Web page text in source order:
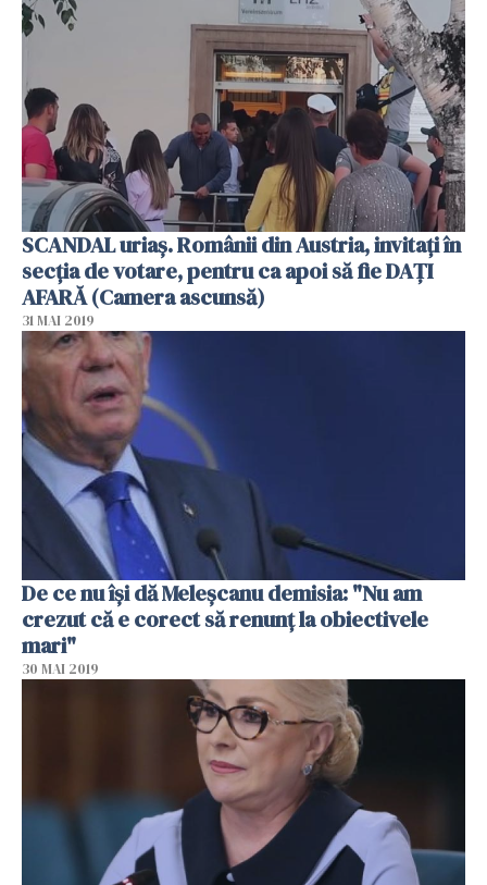
SCANDAL uriaș. Românii din Austria, invitați în
secția de votare, pentru ca apoi să fie DAȚI
AFARĂ (Camera ascunsă)
31 MAI 2019
De ce nu îşi dă Meleşcanu demisia: "Nu am
crezut că e corect să renunţ la obiectivele
mari"
30 MAI 2019